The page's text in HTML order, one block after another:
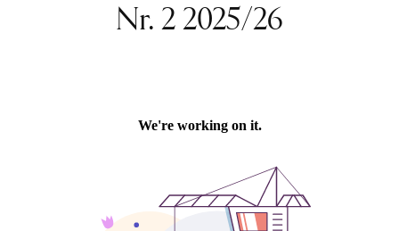
Nr. 2 2025/26